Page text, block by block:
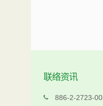
联络资讯
886-2-2723-